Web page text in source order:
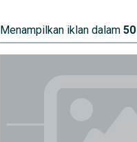
Menampilkan iklan dalam